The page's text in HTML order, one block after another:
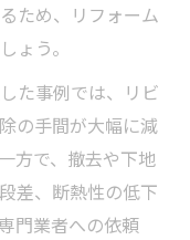
ため、リフォーム
ょう。
た事例では、リビ
の手間が大幅に減
方で、撤去や下地
差、断熱性の低下
門業者への依頼